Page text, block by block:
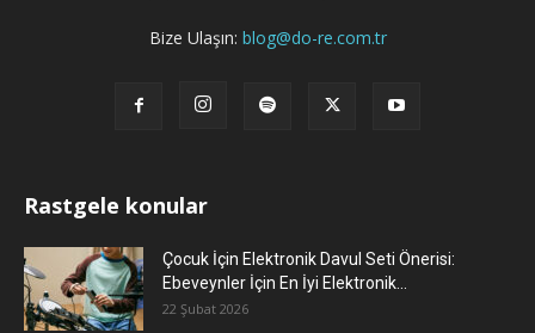
Bize Ulaşın: blog@do-re.com.tr
Rastgele konular
Çocuk İçin Elektronik Davul Seti Önerisi:
Ebeveynler İçin En İyi Elektronik...
22 Şubat 2026